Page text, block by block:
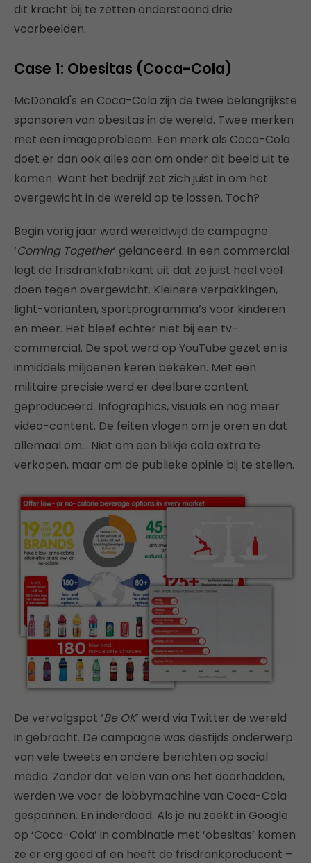
dit kracht bij te zetten onderstaand drie
voorbeelden.
Case 1: Obesitas (Coca-Cola)
McDonald's en Coca-Cola zijn de twee belangrijkste
sponsoren van obesitas in de wereld. Twee merken
met een imagoprobleem. Een merk als Coca-Cola
doet er dan ook alles aan om onder dit beeld uit te
komen. Want het bedrijf zet zich juist in om het
overgewicht in de wereld op te lossen. Toch?
Begin vorig jaar werd wereldwijd de campagne
‘Coming Together’ gelanceerd. In een commercial
legt de frisdrankfabrikant uit dat ze juist heel veel
doen tegen overgewicht. Kleinere verpakkingen,
light-varianten, sportprogramma’s voor kinderen
en meer. Het bleef echter niet bij een tv-
commercial. De spot werd op YouTube gezet en is
inmiddels miljoenen keren bekeken. Met een
militaire precisie werd er deelbare content
geproduceerd. Infographics, visuals en nog meer
video-content. De feiten vlogen om je oren en dat
allemaal om… Niet om een blikje cola extra te
verkopen, maar om de publieke opinie bij te stellen.
De vervolgspot ‘Be OK’ werd via Twitter de wereld
in gebracht. De campagne was destijds onderwerp
van vele tweets en andere berichten op social
media. Zonder dat velen van ons het doorhadden,
werden we voor de lobbymachine van Coca-Cola
gespannen. En inderdaad. Als je nu zoekt in Google
op ‘Coca-Cola’ in combinatie met ‘obesitas’ komen
ze er erg goed af en heeft de frisdrankproducent –